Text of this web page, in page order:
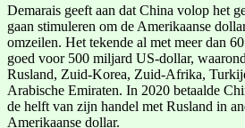
Demarais geeft aan dat China volop het
gaan stimuleren om de Amerikaanse
omzeilen. Het tekende al met meer dan
goed voor 500 miljard US-dollar,
Rusland, Zuid-Korea, Zuid-Afrika,
Arabische Emiraten. In 2020 betaalde
de helft van zijn handel met Rusland in
Amerikaanse dollar.